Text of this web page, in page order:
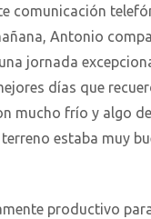
comunicación
Antonio
jornada
días que
mucho frío y algo
estaba muy
productivo